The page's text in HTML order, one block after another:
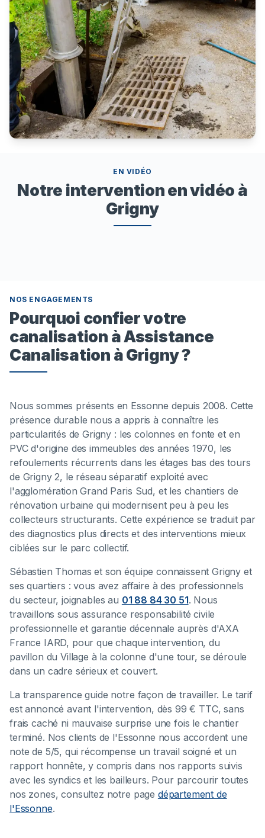
EN VIDÉO
Notre intervention en vidéo à
Grigny
NOS ENGAGEMENTS
Pourquoi confier votre
canalisation à Assistance
Canalisation à Grigny ?
Nous sommes présents en Essonne depuis 2008. Cette
présence durable nous a appris à connaître les
particularités de Grigny : les colonnes en fonte et en
PVC d'origine des immeubles des années 1970, les
refoulements récurrents dans les étages bas des tours
de Grigny 2, le réseau séparatif exploité avec
l'agglomération Grand Paris Sud, et les chantiers de
rénovation urbaine qui modernisent peu à peu les
collecteurs structurants. Cette expérience se traduit par
des diagnostics plus directs et des interventions mieux
ciblées sur le parc collectif.
Sébastien Thomas et son équipe connaissent Grigny et
ses quartiers : vous avez affaire à des professionnels
du secteur, joignables au 01 88 84 30 51. Nous
travaillons sous assurance responsabilité civile
professionnelle et garantie décennale auprès d'AXA
France IARD, pour que chaque intervention, du
pavillon du Village à la colonne d'une tour, se déroule
dans un cadre sérieux et couvert.
La transparence guide notre façon de travailler. Le tarif
est annoncé avant l'intervention, dès 99 € TTC, sans
frais caché ni mauvaise surprise une fois le chantier
terminé. Nos clients de l'Essonne nous accordent une
note de 5/5, qui récompense un travail soigné et un
rapport honnête, y compris dans nos rapports suivis
avec les syndics et les bailleurs. Pour parcourir toutes
nos zones, consultez notre page département de
l'Essonne.